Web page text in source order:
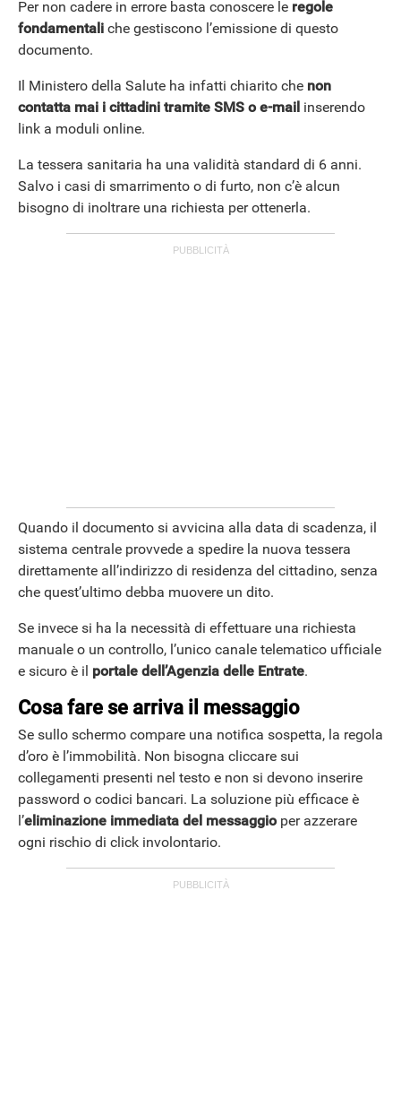
Per non cadere in errore basta conoscere le regole
fondamentali che gestiscono l’emissione di questo
documento.
Il Ministero della Salute ha infatti chiarito che non
contatta mai i cittadini tramite SMS o e-mail inserendo
link a moduli online.
La tessera sanitaria ha una validità standard di 6 anni.
Salvo i casi di smarrimento o di furto, non c’è alcun
bisogno di inoltrare una richiesta per ottenerla.
Quando il documento si avvicina alla data di scadenza, il
sistema centrale provvede a spedire la nuova tessera
direttamente all’indirizzo di residenza del cittadino, senza
che quest’ultimo debba muovere un dito.
Se invece si ha la necessità di effettuare una richiesta
manuale o un controllo, l’unico canale telematico ufficiale
e sicuro è il portale dell’Agenzia delle Entrate.
Cosa fare se arriva il messaggio
Se sullo schermo compare una notifica sospetta, la regola
d’oro è l’immobilità. Non bisogna cliccare sui
collegamenti presenti nel testo e non si devono inserire
password o codici bancari. La soluzione più efficace è
l’eliminazione immediata del messaggioper azzerare
ogni rischio di click involontario.